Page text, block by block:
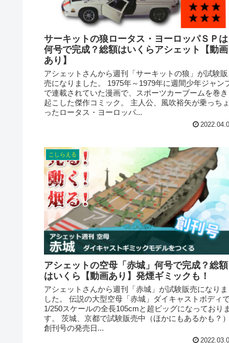
サーキットの狼ロータス・ヨーロッパＳＰは
何号で完成？総額はいくらアシェット【動画
あり】
アシェットさんから週刊「サーキットの狼」が試験販
売になりました。 1975年～1979年に週間少年ジャン
で連載されていた漫画で、スポーツカーブームを巻き
起こした傑作コミック。 主人公、風吹裕矢が乗っち
ったロータス・ヨーロッパ...
こしらえる
アシェットの空母「赤城」何号で完成？総額
はいくら【動画あり】発煙ギミックも！
アシェットさんから週刊「赤城」が試験販売になりま
した。 伝説の大型空母「赤城」ダイキャストボディ
1/250スケールの全長105cmと超ビッグになっており
す。 茨城、京都で試験販売中（ほかにもあるかも？
創刊号の発売日...